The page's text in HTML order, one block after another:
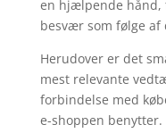
en hjælpende
besvær som følge af
Herudover er det
mest relevante
forbindelse med
e-shoppen